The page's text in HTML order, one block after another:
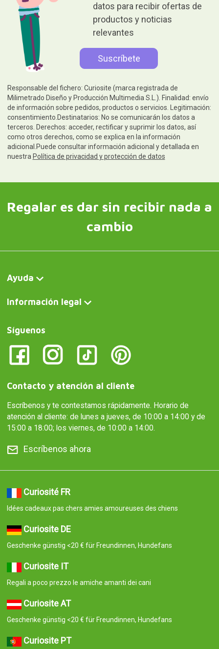
datos para recibir ofertas de
productos y noticias
relevantes
Responsable del fichero: Curiosite (marca registrada de
Milimetrado Diseño y Producción Multimedia S.L.). Finalidad: envío
de información sobre pedidos, productos o servicios. Legitimación:
consentimiento.Destinatarios: No se comunicarán los datos a
terceros. Derechos: acceder, rectificar y suprimir los datos, así
como otros derechos, como se explica en la información
adicional.Puede consultar información adicional y detallada en
nuestra Política de privacidad y protección de datos
Regalar es dar sin recibir nada a
cambio
Ayuda
Información legal
Síguenos
Contacto y atención al cliente
Escríbenos y te contestamos rápidamente. Horario de
atención al cliente: de lunes a jueves, de 10:00 a 14:00 y de
15:00 a 18:00; los viernes, de 10:00 a 14:00.
Escríbenos ahora
Curiosité FR
Idées cadeaux pas chers amies amoureuses des chiens
Curiosite DE
Geschenke günstig <20 € für Freundinnen, Hundefans
Curiosite IT
Regali a poco prezzo le amiche amanti dei cani
Curiosite AT
Geschenke günstig <20 € für Freundinnen, Hundefans
Curiosite PT